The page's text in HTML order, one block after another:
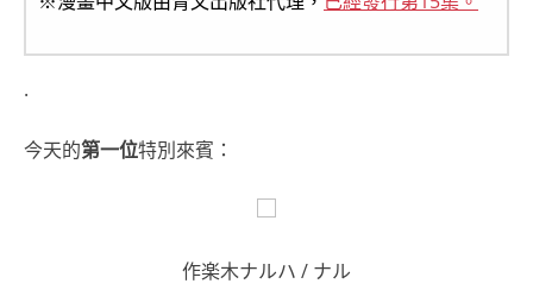
.
今天的第一位特別來賓：
作楽木ナルハ / ナル